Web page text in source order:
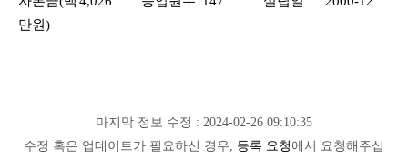
만원)
마지막 정보 수정 : 2024-02-26 09:10:35
수정 혹은 업데이트가 필요하신 경우, 등록 요청에서 요청해주십